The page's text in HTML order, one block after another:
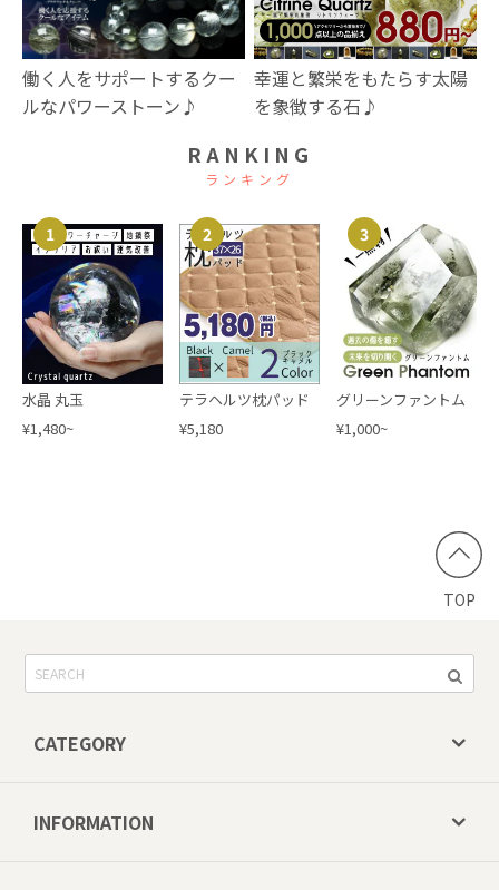
働く人をサポートするクー
ルなパワーストーン♪
幸運と繁栄をもたらす太陽
を象徴する石♪
RANKING
ランキング
1
水晶 丸玉
¥1,480~
2
テラヘルツ枕パッド
¥5,180
3
グリーンファントム
¥1,000~
TOP
CATEGORY
INFORMATION